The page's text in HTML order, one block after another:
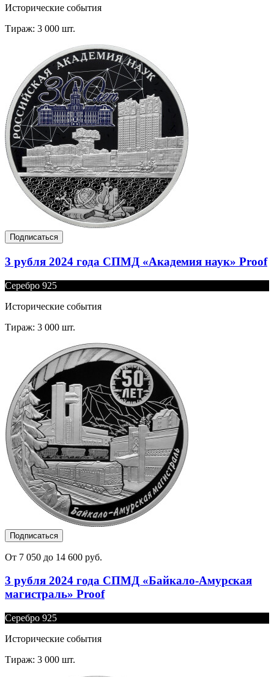
Исторические события
Тираж: 3 000 шт.
Подписаться
3 рубля 2024 года СПМД «Академия наук» Proof
Серебро 925
Исторические события
Тираж: 3 000 шт.
Подписаться
От 7 050 до 14 600 руб.
3 рубля 2024 года СПМД «Байкало-Амурская
магистраль» Proof
Серебро 925
Исторические события
Тираж: 3 000 шт.